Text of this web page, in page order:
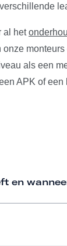
al het
als een
APK of een
en